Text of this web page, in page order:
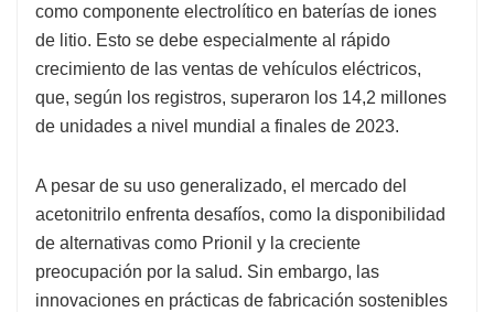
como componente electrolítico en baterías de iones
de litio. Esto se debe especialmente al rápido
crecimiento de las ventas de vehículos eléctricos,
que, según los registros, superaron los 14,2 millones
de unidades a nivel mundial a finales de 2023.
A pesar de su uso generalizado, el mercado del
acetonitrilo enfrenta desafíos, como la disponibilidad
de alternativas como Prionil y la creciente
preocupación por la salud. Sin embargo, las
innovaciones en prácticas de fabricación sostenibles